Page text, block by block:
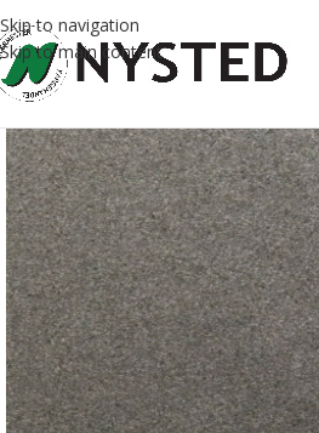
Skip to navigation
Skip to main content